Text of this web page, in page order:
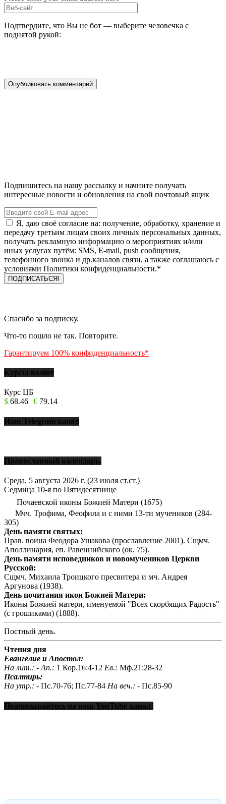
Подтвердите, что Вы не бот — выберите человечка с
поднятой рукой:
Подпишитесь на нашу рассылку и начните получать
интересные новости и обновления на свой почтовый ящик
Я, даю своё согласие на: получение, обработку, хранение и
передачу третьим лицам своих личных персональных данных,
получать рекламную информацию о мероприятиях и/или
иных услугах путём: SMS, E-mail, push сообщения,
телефонного звонка и др.каналов связи, а также соглашаюсь с
условиями Политики конфиденциальности.*
Спасибо за подписку.
Что-то пошло не так. Повторите.
Гарантируем 100% конфиденциальность*
Курсы валют
Курс ЦБ
$ 68.46 € 79.14
Наш Telegram канал
Православный календарь.
Среда, 5 августа 2026 г. (23 июля ст.ст.)
Седмица 10-я по Пятидесятнице
Почаевской иконы Божией Матери (1675)
Мчч. Трофима, Феофила и с ними 13-ти мучеников (284-
305)
День памяти святых:
Прав. воина Феодора Ушакова (прославление 2001). Сщмч.
Аполлинария, еп. Равеннийского (ок. 75).
День памяти исповедников и новомучеников Церкви
Русской:
Сщмч. Михаила Троицкого пресвитера и мч. Андрея
Аргунова (1938).
День почитания икон Божией Матери:
Иконы Божией матери, именуемой "Всех скорбящих Радость"
(с грошиками) (1888).
Постный день.
Чтения дня
Евангелие и Апостол:
На лит.: - Ап.: 1 Кор.16:4-12 Ев.: Мф.21:28-32
Псалтирь:
На утр.: - Пс.70-76; Пс.77-84 На веч.: - Пс.85-90
Подписывайтесь на наш YouTube канал!